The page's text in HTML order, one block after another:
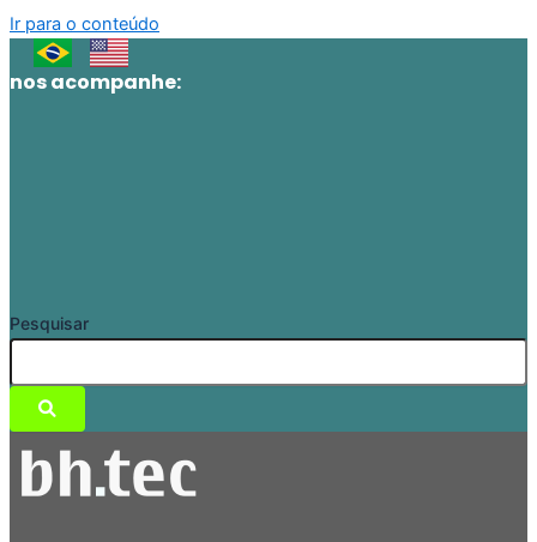
Ir para o conteúdo
nos acompanhe:
Pesquisar